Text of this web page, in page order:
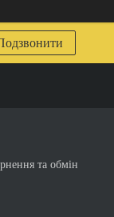
та обмін